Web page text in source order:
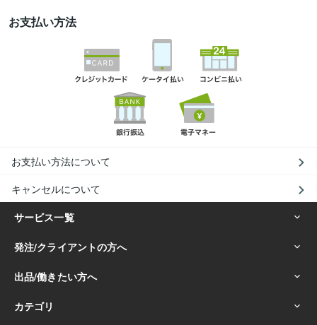
お支払い方法
お支払い方法について
キャンセルについて